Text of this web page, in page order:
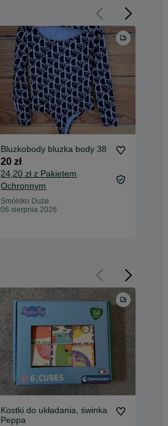
Bluzkobody bluzka body 38
20 zł
24,20 zł z Pakietem
Ochronnym
Smólsko Duże
06 sierpnia 2026
Kostki do układania, świnka
Peppa